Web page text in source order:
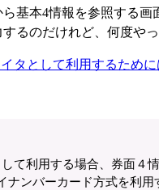
基本4情報を参照する
るのだけれど、何度や
タとして利用するために
て利用する場合、券面４
ナンバーカード方式を利